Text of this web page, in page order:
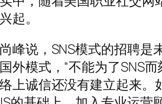
起。
峰说，SNS模式的招聘是
外模式，“不能为了SNS
上诚信还没有建立起来